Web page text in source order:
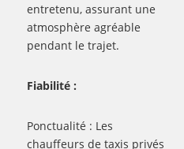
entretenu, assurant une
atmosphère agréable
pendant le trajet.
Fiabilité :
Ponctualité : Les
chauffeurs de taxis privés